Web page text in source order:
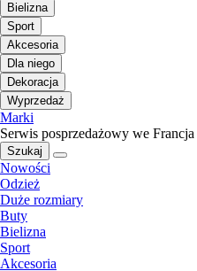
Bielizna
Sport
Akcesoria
Dla niego
Dekoracja
Wyprzedaż
Marki
Serwis posprzedażowy we Francja
Szukaj
Nowości
Odzież
Duże rozmiary
Buty
Bielizna
Sport
Akcesoria